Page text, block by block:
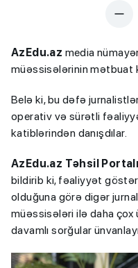
AzEdu.az media
müəssisələrinin mətbuat
Belə ki, bu dəfə
operativ və sürətli
katiblərindən danışdılar.
AzEdu.az Təhsil
bildirib ki, fəaliyyət
olduğuna görə digər
müəssisələri ilə daha
davamlı sorğular